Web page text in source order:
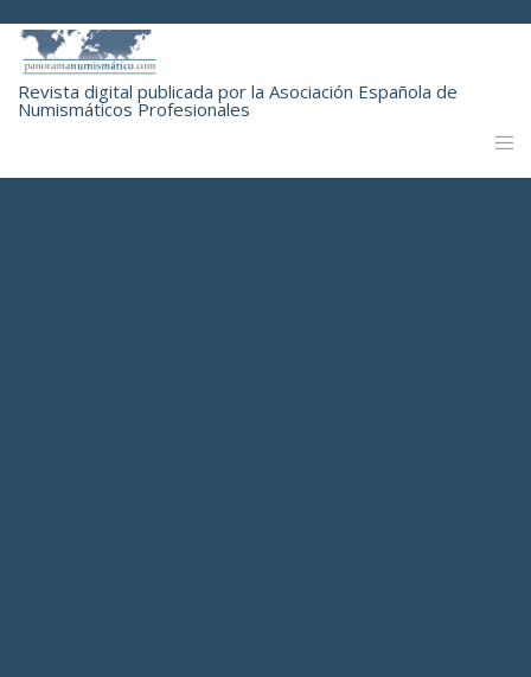
Revista digital publicada por la Asociación Española de
Numismáticos Profesionales